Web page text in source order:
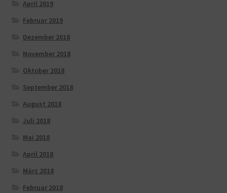
April 2019
Februar 2019
Dezember 2018
November 2018
Oktober 2018
September 2018
August 2018
Juli 2018
Mai 2018
April 2018
März 2018
Februar 2018